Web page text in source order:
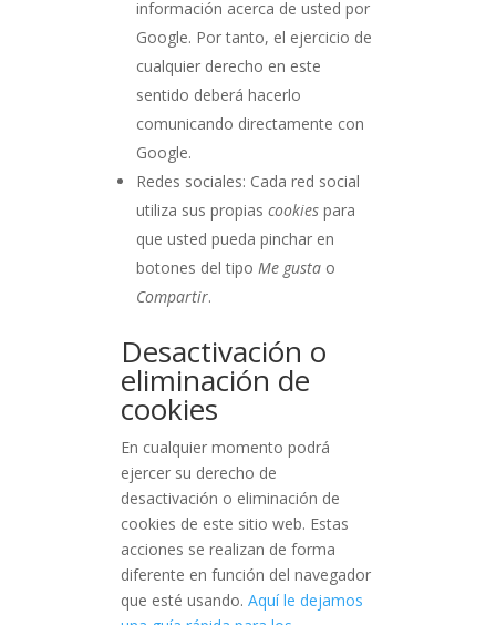
información acerca de usted por
Google. Por tanto, el ejercicio de
cualquier derecho en este
sentido deberá hacerlo
comunicando directamente con
Google.
Redes sociales: Cada red social
utiliza sus propiascookies para
que usted pueda pinchar en
botones del tipoMe gusta o
Compartir.
Desactivación o
eliminación de
cookies
En cualquier momento podrá
ejercer su derecho de
desactivación o eliminación de
cookies de este sitio web. Estas
acciones se realizan de forma
diferente en función del navegador
que esté usando.Aquí le dejamos